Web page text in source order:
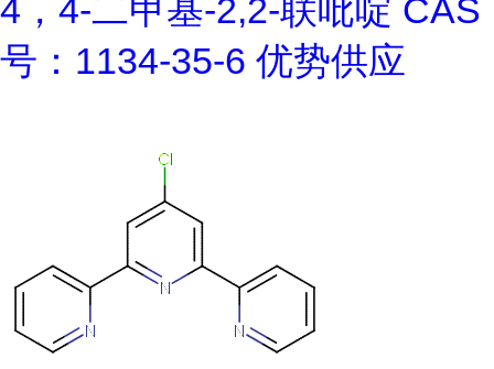
4，4-二甲基-2,2-联吡啶 CAS
号：1134-35-6 优势供应